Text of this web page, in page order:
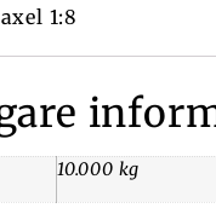
1:8
10.000 kg